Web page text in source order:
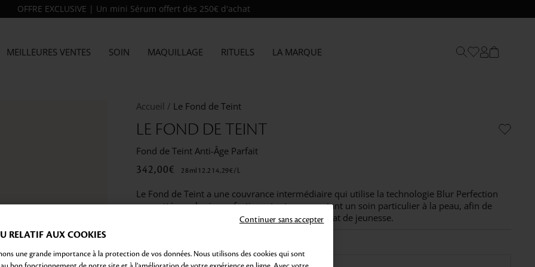
OFFRE EXCLUSIVE | Un mini Sérum offert dès 250€ d'achat
MEILLEURES VENTES SOIN MAQUILLAGE RITUELS LA MARQUE
Accueil Le Fond de Teint
LE FOND DE TEINT
Fond de Teint Anti-Âge Parfait
342,00€ 12.214,29€/L
28ml
Le Fond de Teint a une couvrance intermédiaire qui utilise la technologie Blur Perfection
pour atténuer les imperfections, tout en apportant un soin particulier à la peau, afin de
renforcer son élasticité et de lui redonner un éclat de jeunesse.
RELATIF AUX COOKIES
une grande importance à la protection de vos données. Nous utilisons des cookies qui sont
Continuer sans accepter